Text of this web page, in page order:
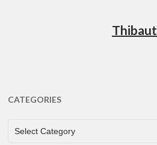
Thibaut
CATEGORIES
CATEGORIES
Select Category